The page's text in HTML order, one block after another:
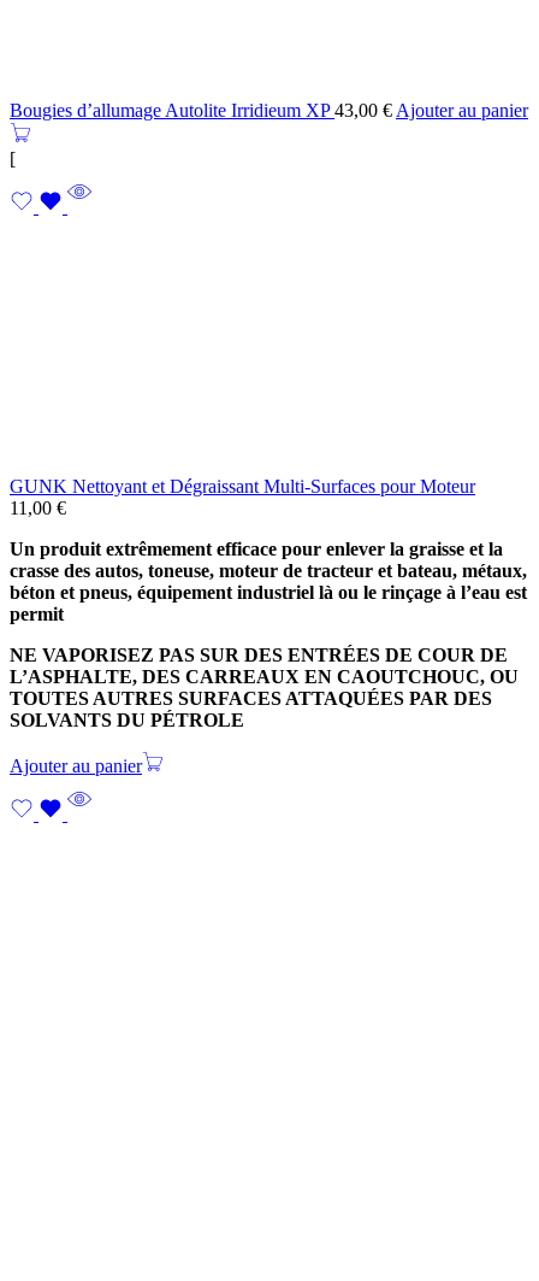
Bougies d’allumage Autolite Irridieum XP43,00 € Ajouter au panier
[
GUNK Nettoyant et Dégraissant Multi-Surfaces pour Moteur
11,00 €
Un produit extrêmement efficace pour enlever la graisse et la
crasse des autos, toneuse, moteur de tracteur et bateau, métaux,
béton et pneus, équipement industriel là ou le rinçage à l’eau est
permit
NE VAPORISEZ PAS SUR DES ENTRÉES DE COUR DE
L’ASPHALTE, DES CARREAUX EN CAOUTCHOUC, OU
TOUTES AUTRES SURFACES ATTAQUÉES PAR DES
SOLVANTS DU PÉTROLE
Ajouter au panier